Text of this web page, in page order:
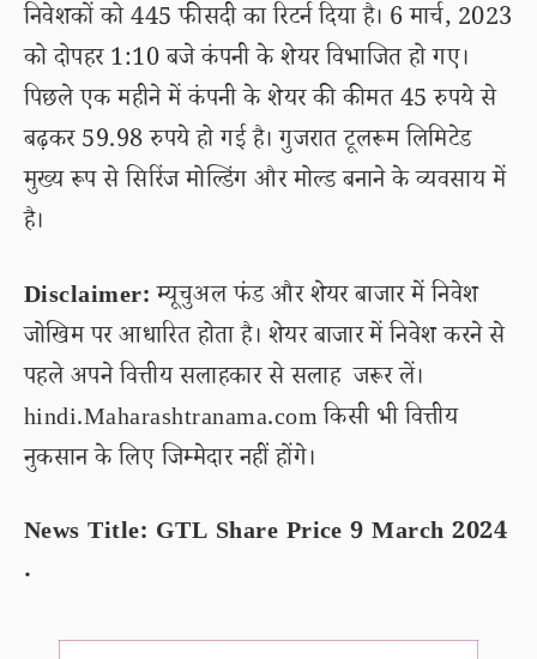
निवेशकों को 445 फीसदी का रिटर्न दिया है। 6 मार्च, 2023
को दोपहर 1:10 बजे कंपनी के शेयर विभाजित हो गए।
पिछले एक महीने में कंपनी के शेयर की कीमत 45 रुपये से
बढ़कर 59.98 रुपये हो गई है। गुजरात टूलरूम लिमिटेड
मुख्य रूप से सिरिंज मोल्डिंग और मोल्ड बनाने के व्यवसाय में
है।
Disclaimer:म्यूचुअल फंड और शेयर बाजार में निवेश
जोखिम पर आधारित होता है। शेयर बाजार में निवेश करने से
पहले अपने वित्तीय सलाहकार से सलाह जरूर लें।
hindi.Maharashtranama.com किसी भी वित्तीय
नुकसान के लिए जिम्मेदार नहीं होंगे।
News Title: GTL Share Price 9 March 2024
.